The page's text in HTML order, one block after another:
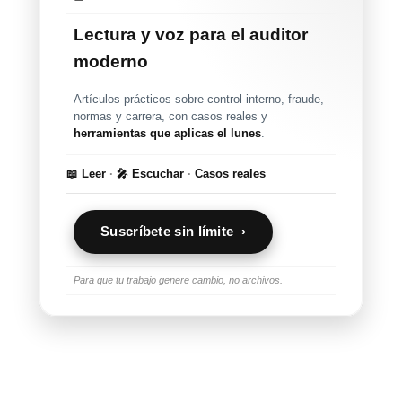
Lectura y voz para el auditor
moderno
Artículos prácticos sobre control interno, fraude,
normas y carrera, con casos reales y
herramientas que aplicas el lunes.
📖 Leer · 🎤 Escuchar · Casos reales
Suscríbete sin límite ›
Para que tu trabajo genere cambio, no archivos.